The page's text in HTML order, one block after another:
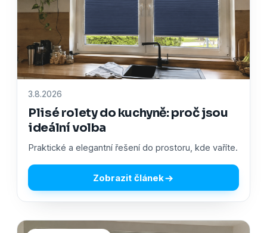
3.8.2026
Plisé rolety do kuchyně: proč jsou
ideální volba
Praktické a elegantní řešení do prostoru, kde vaříte.
Zobrazit článek